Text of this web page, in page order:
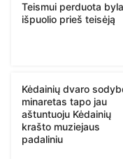
Teismui perduota
išpuolio prieš teisėją
Kėdainių dvaro
minaretas tapo jau
aštuntuoju Kėdainių
krašto muziejaus
padaliniu